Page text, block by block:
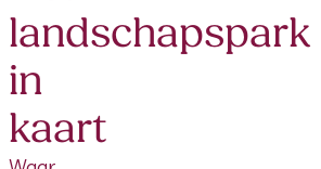
landschapspark
in
kaart